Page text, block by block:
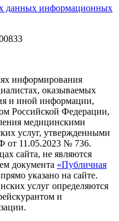
данных информационных
информирования
оказываемых
и иной информации,
Российской Федерации,
медицинскими
услуг, утвержденными
от 11.05.2023 № 736.
сайта, не являются
документа «Публичная
указано на сайте.
услуг определяются
и